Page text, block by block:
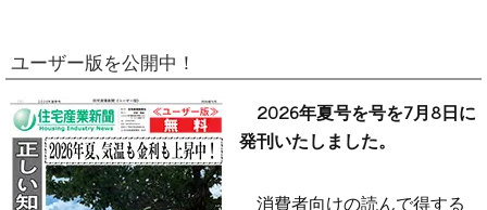
ユーザー版を公開中！
2026年夏号を号を7月8日に
発刊いたしました。
消費者向けの読んで得する